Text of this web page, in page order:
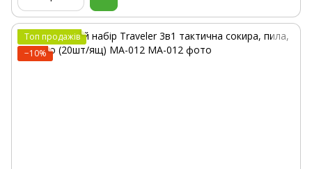
Топ продажів
−10%